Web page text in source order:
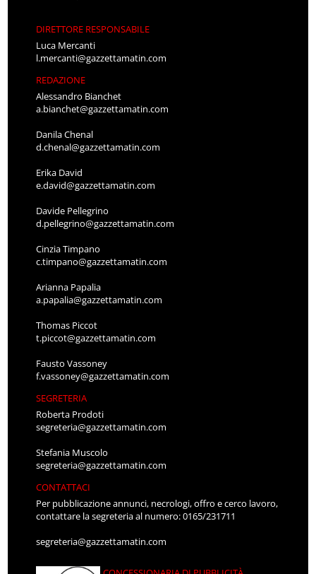
DIRETTORE RESPONSABILE
Luca Mercanti
l.mercanti@gazzettamatin.com
REDAZIONE
Alessandro Bianchet
a.bianchet@gazzettamatin.com
Danila Chenal
d.chenal@gazzettamatin.com
Erika David
e.david@gazzettamatin.com
Davide Pellegrino
d.pellegrino@gazzettamatin.com
Cinzia Timpano
c.timpano@gazzettamatin.com
Arianna Papalia
a.papalia@gazzettamatin.com
Thomas Piccot
t.piccot@gazzettamatin.com
Fausto Vassoney
f.vassoney@gazzettamatin.com
SEGRETERIA
Roberta Prodoti
segreteria@gazzettamatin.com
Stefania Muscolo
segreteria@gazzettamatin.com
CONTATTACI
Per pubblicazione annunci, necrologi, offro e cerco lavoro,
contattare la segreteria al numero: 0165/231711
segreteria@gazzettamatin.com